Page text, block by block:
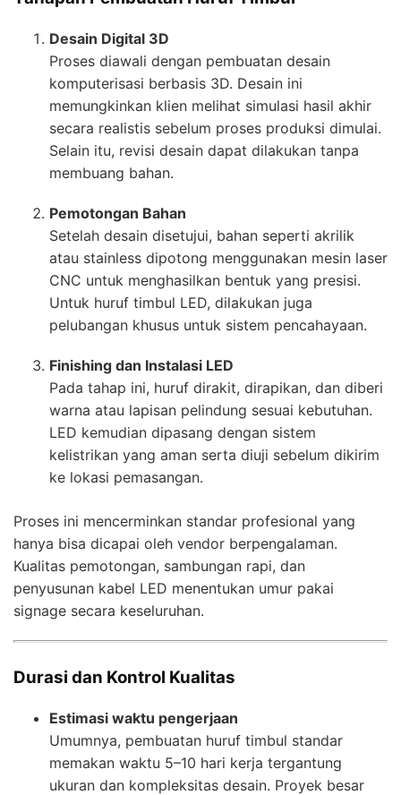
Desain Digital 3D
Proses diawali dengan pembuatan desain
komputerisasi berbasis 3D. Desain ini
memungkinkan klien melihat simulasi hasil akhir
secara realistis sebelum proses produksi dimulai.
Selain itu, revisi desain dapat dilakukan tanpa
membuang bahan.
Pemotongan Bahan
Setelah desain disetujui, bahan seperti akrilik
atau stainless dipotong menggunakan mesin laser
CNC untuk menghasilkan bentuk yang presisi.
Untuk huruf timbul LED, dilakukan juga
pelubangan khusus untuk sistem pencahayaan.
Finishing dan Instalasi LED
Pada tahap ini, huruf dirakit, dirapikan, dan diberi
warna atau lapisan pelindung sesuai kebutuhan.
LED kemudian dipasang dengan sistem
kelistrikan yang aman serta diuji sebelum dikirim
ke lokasi pemasangan.
Proses ini mencerminkan standar profesional yang
hanya bisa dicapai oleh vendor berpengalaman.
Kualitas pemotongan, sambungan rapi, dan
penyusunan kabel LED menentukan umur pakai
signage secara keseluruhan.
Durasi dan Kontrol Kualitas
Estimasi waktu pengerjaan
Umumnya, pembuatan huruf timbul standar
memakan waktu 5–10 hari kerja tergantung
ukuran dan kompleksitas desain. Proyek besar